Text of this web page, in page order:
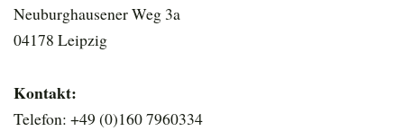
Neuburghausener Weg 3a
04178 Leipzig
Kontakt:
Telefon: +49 (0)160 7960334